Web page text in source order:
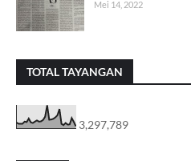
Mei 14, 2022
TOTAL TAYANGAN
3,297,789